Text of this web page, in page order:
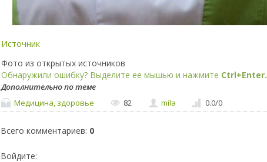
Источник
Фото из открытых источников
Обнаружили ошибку? Выделите ее мышью и нажмите Ctrl+Enter.
Дополнительно по теме
Медицина, здоровье
82 mila 0.0/0
Всего комментариев: 0
Войдите: